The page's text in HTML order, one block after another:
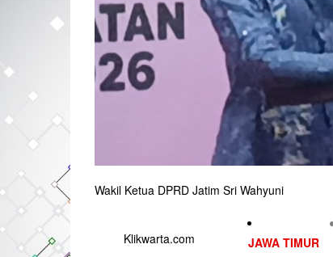
Wakil Ketua DPRD Jatim Sri Wahyuni
Klikwarta.com JAWA TIMUR